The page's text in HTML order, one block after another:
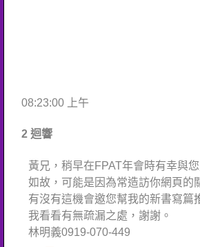
08:23:00 上午
2 迴響
黃兄，稍早在FPAT年會時有幸與
如故，可能是因為常造訪你網頁的
有沒有這機會邀您幫我的新書寫篇
我看看有無疏漏之處，謝謝。
林明義0919-070-449